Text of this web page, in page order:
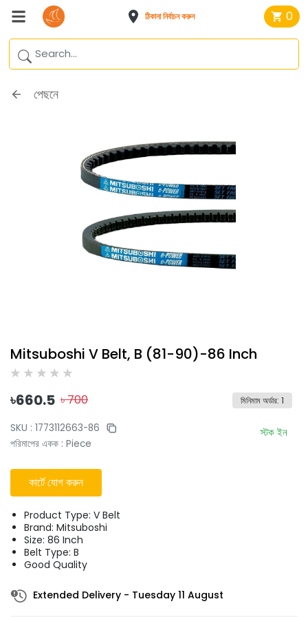
ঠিকানা নির্বাচন করুন 0
পেছনে
Mitsuboshi V Belt, B (81-90)-86 Inch
৳660.5 ৳700 মিনিমাম অর্ডার: 1
SKU : 1773112663-86
পরিমাপের একক : Piece
স্টক ইন
কার্টে যোগ করুন
Product Type: V Belt
Brand: Mitsuboshi
Size: 86 Inch
Belt Type: B
Good Quality
Extended Delivery - Tuesday 11 August